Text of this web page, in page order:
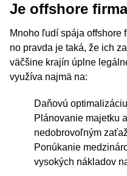
Je offshore
Mnoho ľudí spája offshore
no pravda je taká, že ich
väčšine krajín úplne
využíva najmä na:
Daňovú
Plánovanie majetku
nedobrovoľným
Ponúkanie
vysokých nákladov